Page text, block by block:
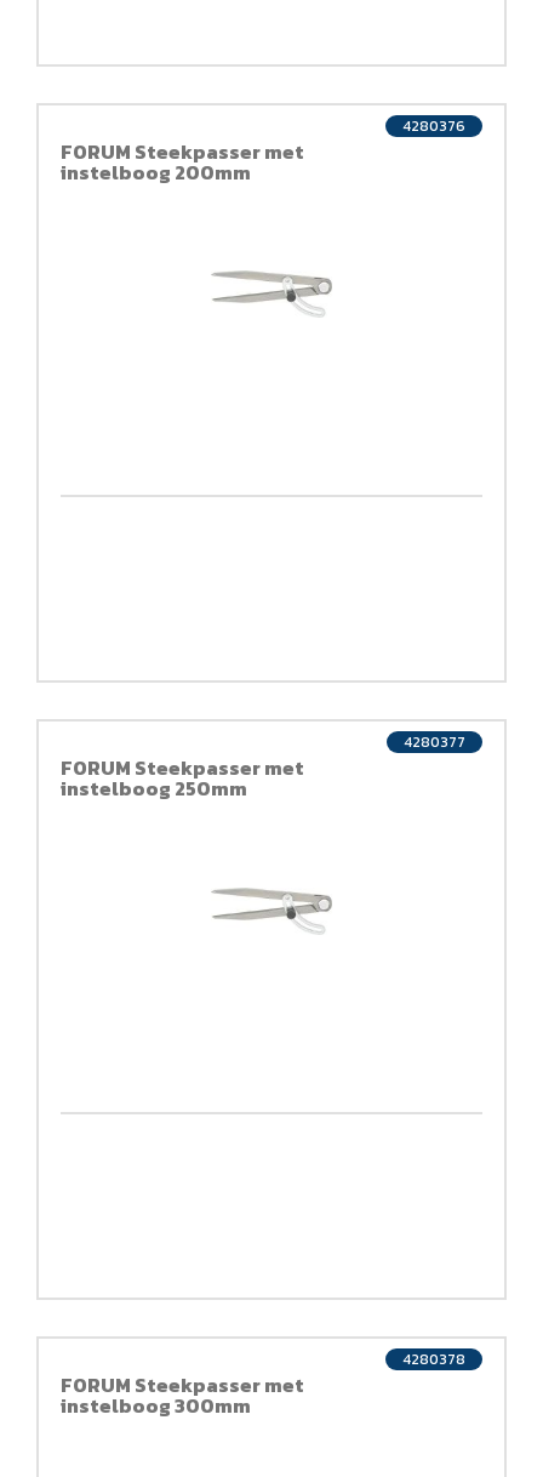
FORUM Steekpasser met
instelboog 200mm
4280376
FORUM Steekpasser met
instelboog 250mm
4280377
FORUM Steekpasser met
instelboog 300mm
4280378